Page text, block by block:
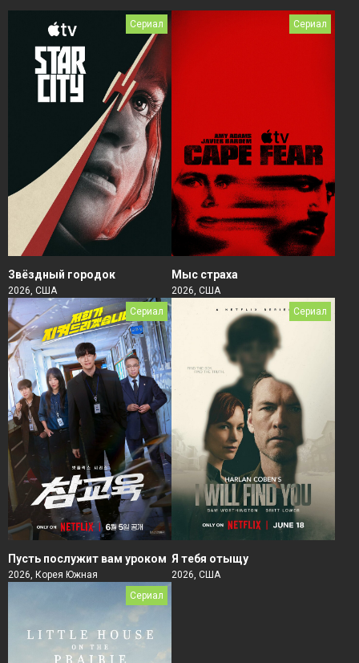
Сериал
Звёздный городок
2026, США
Сериал
Мыс страха
2026, США
Сериал
Пусть послужит вам уроком
2026, Корея Южная
Сериал
Я тебя отыщу
2026, США
Сериал